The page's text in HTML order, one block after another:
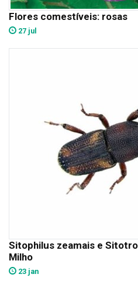
Flores comestíveis: rosas
27 jul
Sitophilus zeamais e
Milho
23 jan